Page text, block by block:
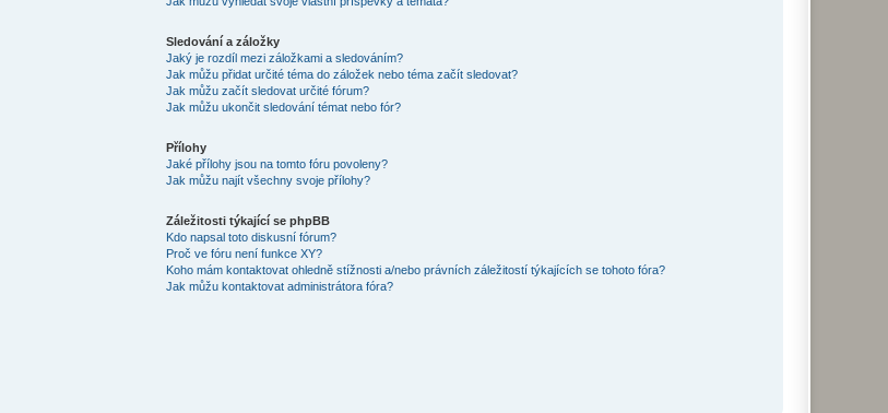
Sledování a záložky
Jaký je rozdíl mezi záložkami a sledováním?
Jak můžu přidat určité téma do záložek nebo téma začít sledovat?
Jak můžu začít sledovat určité fórum?
Jak můžu ukončit sledování témat nebo fór?
Přílohy
Jaké přílohy jsou na tomto fóru povoleny?
Jak můžu najít všechny svoje přílohy?
Záležitosti týkající se phpBB
Kdo napsal toto diskusní fórum?
Proč ve fóru není funkce XY?
Koho mám kontaktovat ohledně stížnosti a/nebo právních záležitostí týkajících se tohoto fóra?
Jak můžu kontaktovat administrátora fóra?